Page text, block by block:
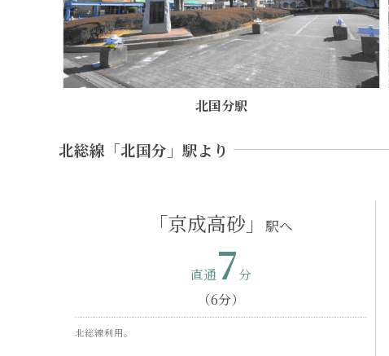
北国分駅
北総線 「北国分」 駅より
「京成高砂」
7
（6分）
北総線利用。